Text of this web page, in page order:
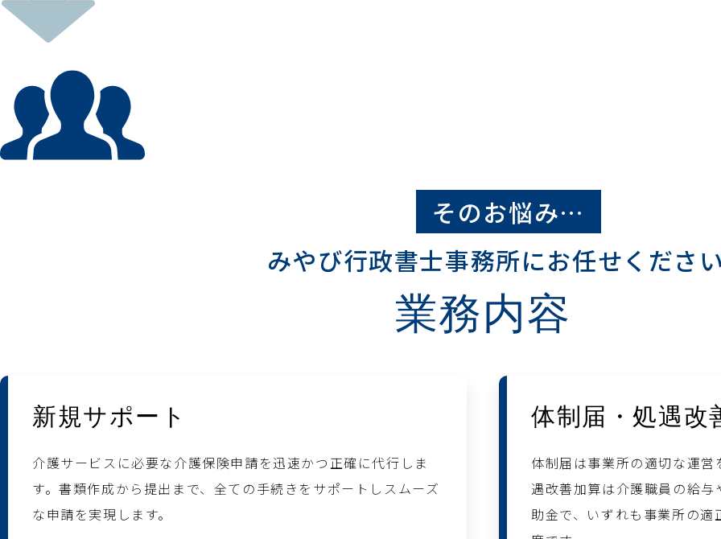
そのお悩み…
みやび行政書士事務所にお任せくださ
業務内容
新規サポート
介護サービスに必要な介護保険申請を迅速かつ正確に代行しま
す。書類作成から提出まで、全ての手続きをサポートしスムーズ
な申請を実現します。
体制届・処遇改
体制届は事業所の適切な運
遇改善加算は介護職員の給
助金で、いずれも事業所の